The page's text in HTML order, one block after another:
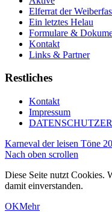
Elferrat der
Ein letztes Helau
Formulare &
Kontakt
Links & Partner
Restliches
Kontakt
Impressum
Karneval der leisen Töne
Nach oben scrollen
Diese Seite nutzt Cookies.
damit einverstanden.
OKMehr